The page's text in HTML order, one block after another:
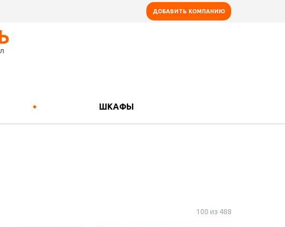
ДОБАВИТЬ КОМПАНИЮ
ШКАФЫ
100 из 488